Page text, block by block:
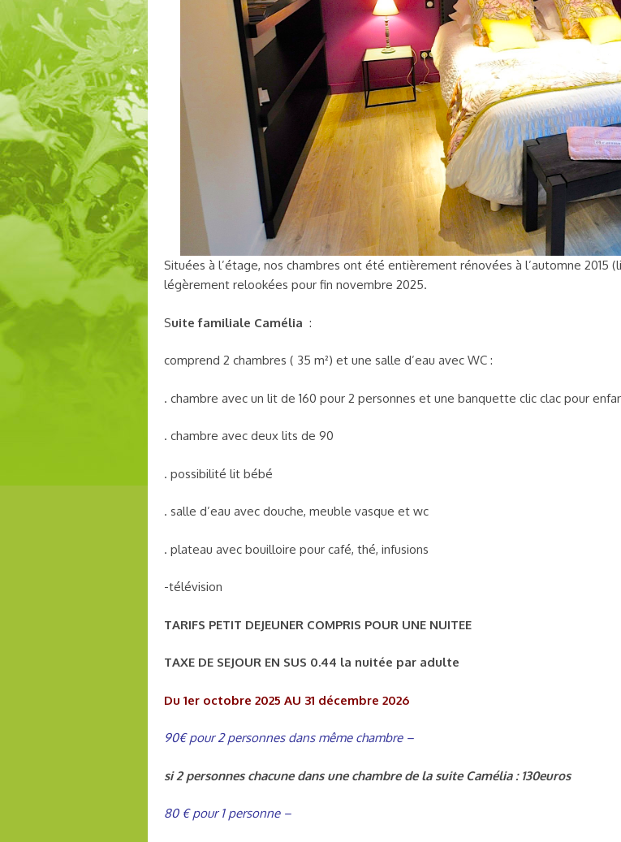
Situées à l’étage, nos chambres ont été entièrement rénovées à l’automne 2015
légèrement relookées pour fin novembre 2025.
Suite familiale Camélia :
comprend 2 chambres ( 35 m²) et une salle d’eau avec WC :
. chambre avec un lit de 160 pour 2 personnes et une banquette clic clac pour
. chambre avec deux lits de 90
. possibilité lit bébé
. salle d’eau avec douche, meuble vasque et wc
. plateau avec bouilloire pour café, thé, infusions
-télévision
TARIFS PETIT DEJEUNER COMPRIS POUR UNE NUITEE
TAXE DE SEJOUR EN SUS 0.44 la nuitée par adulte
Du 1er octobre 2025 AU 31 décembre 2026
90€ pour 2 personnes dans même chambre –
si 2 personnes chacune dans une chambre de la suite Camélia : 130euros
80 € pour 1 personne –